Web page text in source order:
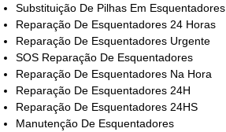
Substituição De Pilhas Em Esquentadores
Reparação De Esquentadores 24 Horas
Reparação De Esquentadores Urgente
SOS Reparação De Esquentadores
Reparação De Esquentadores Na Hora
Reparação De Esquentadores 24H
Reparação De Esquentadores 24HS
Manutenção De Esquentadores